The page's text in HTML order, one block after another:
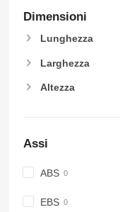
Dimensioni
Lunghezza
Larghezza
Altezza
Assi
ABS
EBS